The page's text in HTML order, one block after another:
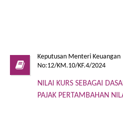
Keputusan Menteri Keuangan
No:12/KM.10/KF.4/2024
NILAI KURS SEBAGAI
PAJAK PERTAMBAHAN